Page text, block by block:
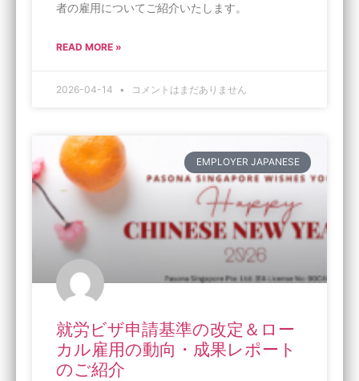
者の雇用についてご紹介いたします。
READ MORE »
2026-04-14 コメントはまだありません
EMPLOYER JAPANESE
就労ビザ申請基準の改定＆ロー
カル雇用の動向・成果レポート
のご紹介